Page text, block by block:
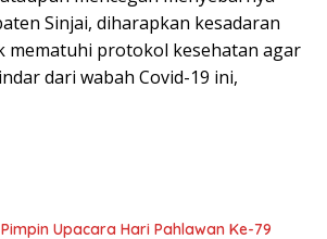
Sinjai, diharapkan kesadaran
mematuhi protokol kesehatan agar
dari wabah Covid-19 ini,
Upacara Hari Pahlawan Ke-79